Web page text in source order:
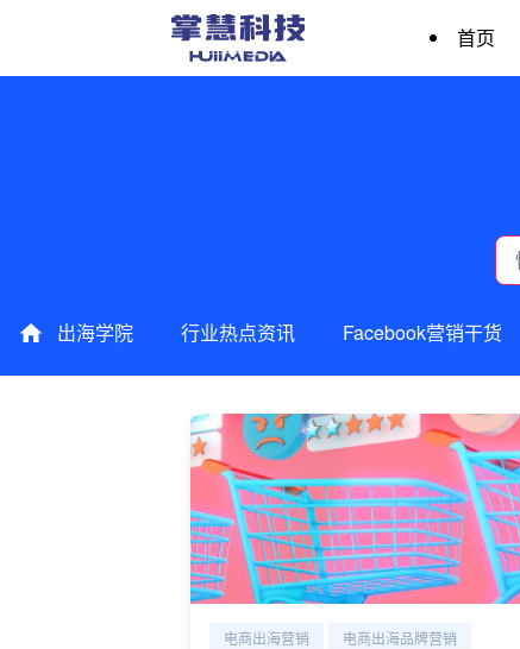
首页
出海学院 行业热点资讯 Facebook营销干货
电商出海营销 电商出海品牌营销